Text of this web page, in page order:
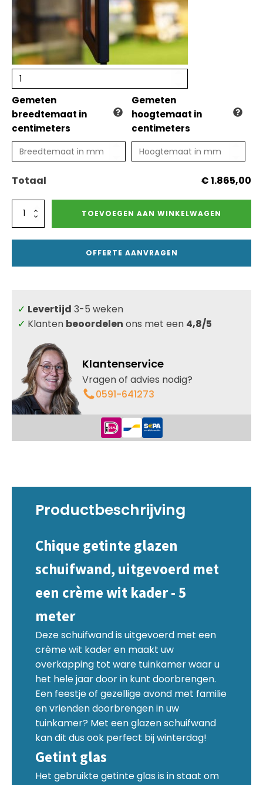
Gemeten
breedtemaat in
centimeters
Gemeten
hoogtemaat in
centimeters
Totaal € 1.865,00
Glazen
schuifwand
crème
getint
aantal
TOEVOEGEN AAN WINKELWAGEN
OFFERTE AANVRAGEN
✓ Levertijd 3-5 weken
✓ Klanten beoordelen ons met een 4,8/5
Klantenservice
Vragen of advies nodig?
0591-641273
Productbeschrijving
Chique getinte glazen
schuifwand, uitgevoerd met
een crème wit kader - 5
meter
Deze schuifwand is uitgevoerd met een
crème wit kader en maakt uw
overkapping tot ware tuinkamer waar u
het hele jaar door in kunt doorbrengen.
Een feestje of gezellige avond met familie
en vrienden doorbrengen in uw
tuinkamer? Met een glazen schuifwand
kan dit dus ook perfect bij winterdag!
Getint glas
Het gebruikte getinte glas is in staat om